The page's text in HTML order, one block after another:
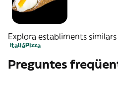
Explora establiments
ItaliàPizza
Preguntes